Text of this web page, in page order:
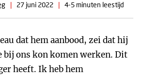
| 27 juni 2022 | 4-5 minuten leestijd
dat hem aanbood, zei dat hij
bij ons kon komen werken. Dit
heeft. Ik heb hem